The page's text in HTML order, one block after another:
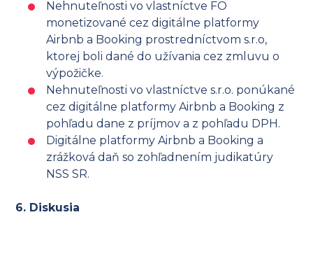
Nehnuteľnosti vo vlastníctve FO
monetizované cez digitálne platformy
Airbnb a Booking prostredníctvom s.r.o,
ktorej boli dané do užívania cez zmluvu o
výpožičke.
Nehnuteľnosti vo vlastníctve s.r.o. ponúkané
cez digitálne platformy Airbnb a Booking z
pohľadu dane z príjmov a z pohľadu DPH.
Digitálne platformy Airbnb a Booking a
zrážková daň so zohľadnením judikatúry
NSS SR.
6. Diskusia